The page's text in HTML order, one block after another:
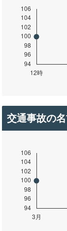
交通事故の